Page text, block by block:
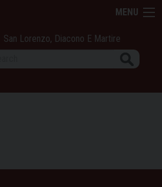
MENU
San Lorenzo, Diacono E Martire